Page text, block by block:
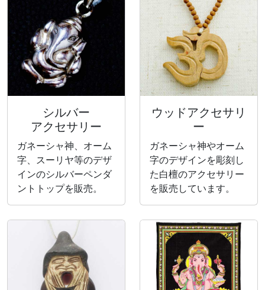
シルバー
アクセサリー
ガネーシャ神、オーム
字、スーリヤ等のデザ
インのシルバーペンダ
ントトップを販売。
ウッドアクセサリ
ー
ガネーシャ神やオーム
字のデザインを彫刻し
た白檀のアクセサリー
を販売しています。